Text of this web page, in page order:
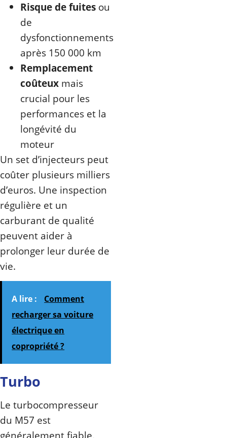
Risque de fuites ou
de
dysfonctionnements
après 150 000 km
Remplacement
coûteux mais
crucial pour les
performances et la
longévité du
moteur
Un set d’injecteurs peut
coûter plusieurs milliers
d’euros. Une inspection
régulière et un
carburant de qualité
peuvent aider à
prolonger leur durée de
vie.
A lire :
Comment
recharger sa voiture
électrique en
copropriété ?
Turbo
Le turbocompresseur
du M57 est
généralement fiable,